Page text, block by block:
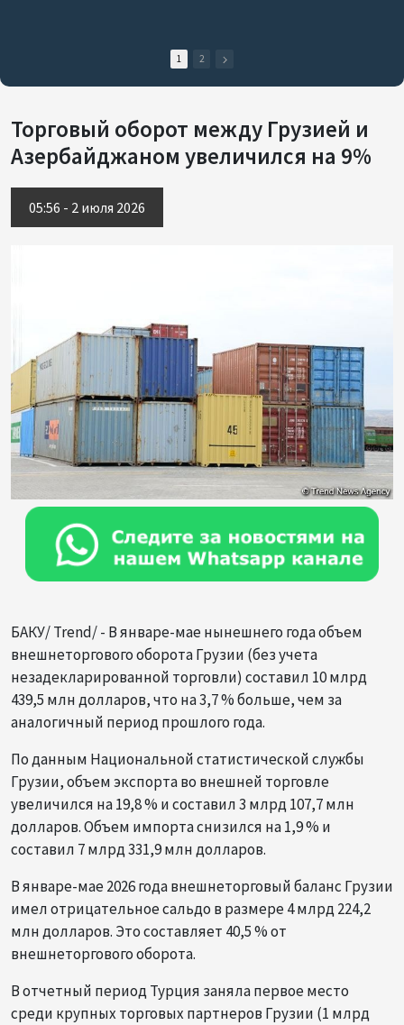
1 2
Торговый оборот между Грузией и
Азербайджаном увеличился на 9%
05:56 - 2 июля 2026
БАКУ/ Trend/ - В январе-мае нынешнего года объем
внешнеторгового оборота Грузии (без учета
незадекларированной торговли) составил 10 млрд
439,5 млн долларов, что на 3,7 % больше, чем за
аналогичный период прошлого года.
По данным Национальной статистической службы
Грузии, объем экспорта во внешней торговле
увеличился на 19,8 % и составил 3 млрд 107,7 млн
долларов. Объем импорта снизился на 1,9 % и
составил 7 млрд 331,9 млн долларов.
В январе-мае 2026 года внешнеторговый баланс Грузии
имел отрицательное сальдо в размере 4 млрд 224,2
млн долларов. Это составляет 40,5 % от
внешнеторгового оборота.
В отчетный период Турция заняла первое место
среди крупных торговых партнеров Грузии (1 млрд